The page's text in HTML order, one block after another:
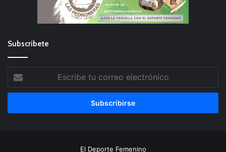
Subscribete
tu
correo
El Deporte Femenino